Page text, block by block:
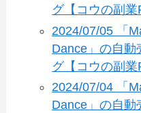
グ【コウの副業
2024/07/05 「
Dance」の自
グ【コウの副業
2024/07/04 「
Dance」の自